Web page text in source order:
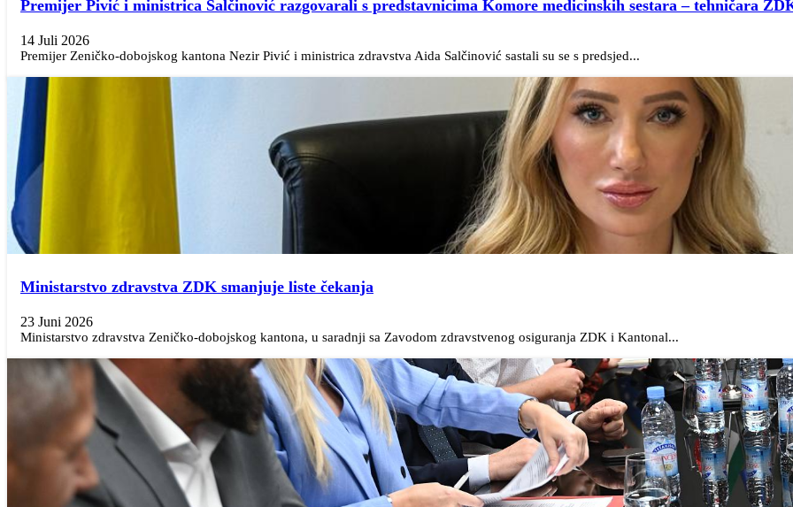
Premijer Pivić i ministrica Salčinović razgovarali s predstavnicima Komore medicinskih sestara – tehničara
14 Juli 2026
Premijer Zeničko-dobojskog kantona Nezir Pivić i ministrica zdravstva Aida Salčinović sastali su se s predsjed...
Ministarstvo zdravstva ZDK smanjuje liste čekanja
23 Juni 2026
Ministarstvo zdravstva Zeničko-dobojskog kantona, u saradnji sa Zavodom zdravstvenog osiguranja ZDK i Kantonal...